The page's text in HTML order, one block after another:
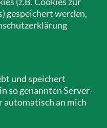
gespeichert werden,
und speichert
so genannten Server-
automatisch an mich